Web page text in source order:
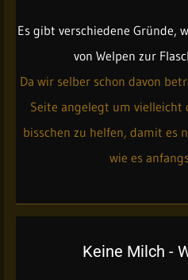
Es gibt verschiedene Gründe,
von Welpen zur
Da wir selber schon davon
Seite angelegt um vielleicht
bisschen zu helfen, damit es
wie es
Keine Milch -